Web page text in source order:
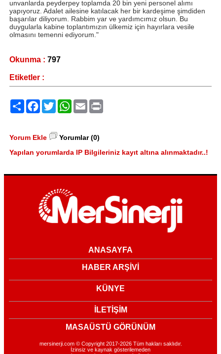
unvanlarda peyderpey toplamda 20 bin yeni personel alımı
yapıyoruz. Adalet ailesine katılacak her bir kardeşime şimdiden
başarılar diliyorum. Rabbim yar ve yardımcımız olsun. Bu
duygularla kabine toplantımızın ülkemiz için hayırlara vesile
olmasını temenni ediyorum."
Okunma : 797
Etiketler :
PaylaşFacebook
TwitterWhatsApp
Email
Yorum Ekle
Yorumlar (0)
Yapılan yorumlarda IP Bilgileriniz kayıt altına alınmaktadır..!
ANASAYFA
HABER ARŞİVİ
KÜNYE
İLETİŞİM
MASAÜSTÜ GÖRÜNÜM
mersinerji.com © Copyright 2017-2026 Tüm hakları saklıdır.
İzinsiz ve kaynak gösterilemeden